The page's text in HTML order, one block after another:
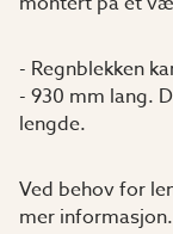
- Regnblekken
- 930 mm lang.
lengde.
Ved behov for
mer informasjon.